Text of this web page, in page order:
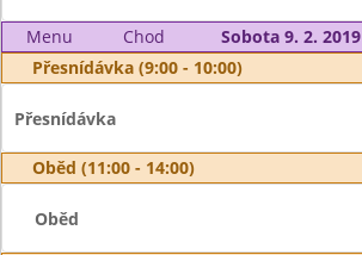
Menu Chod
Sobota 9. 2. 2019
Přesnídávka (9:00 - 10:00)
Přesnídávka
Oběd (11:00 - 14:00)
Oběd